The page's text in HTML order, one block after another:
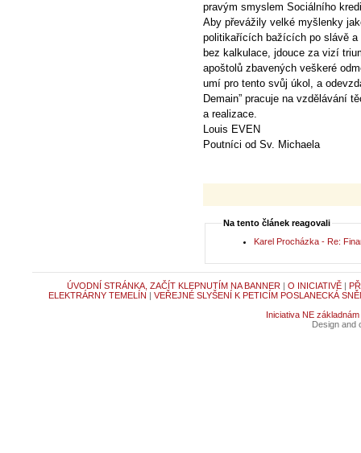
pravým smyslem Sociálního
Aby převážily velké myšlenky
politikařících bažících po slávě
bez kalkulace, jdouce za vizí
apoštolů zbavených veškeré
umí pro tento svůj úkol, a
Demain” pracuje na vzdělávání
a realizace.
Louis EVEN
Poutníci od Sv. Michaela
Na tento článek reagovali
Karel Procházka - Re:
ÚVODNÍ STRÁNKA, ZAČÍT KLEPNUTÍM NA BANNER O INICIATIVĚ|
ELEKTRÁRNY TEMELÍN
VEŘEJNÉ SLYŠENÍ K PETICÍM POSLANECKÁ
Iniciativa NE základnám
Design and